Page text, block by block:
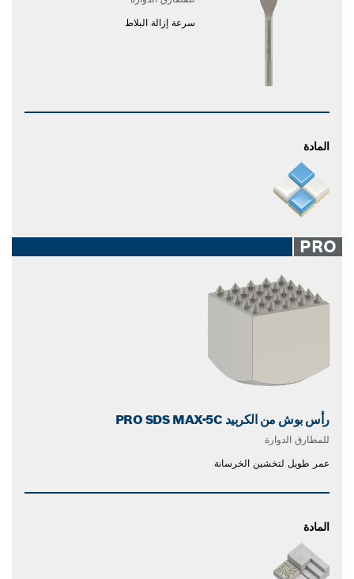
سرعة إزالة البلاط
المادة
PRO
رأس بوش من الكربيد PRO SDS MAX-5C
للمطارق الدوارة
عمر طويل لتخشين الخرسانة
المادة